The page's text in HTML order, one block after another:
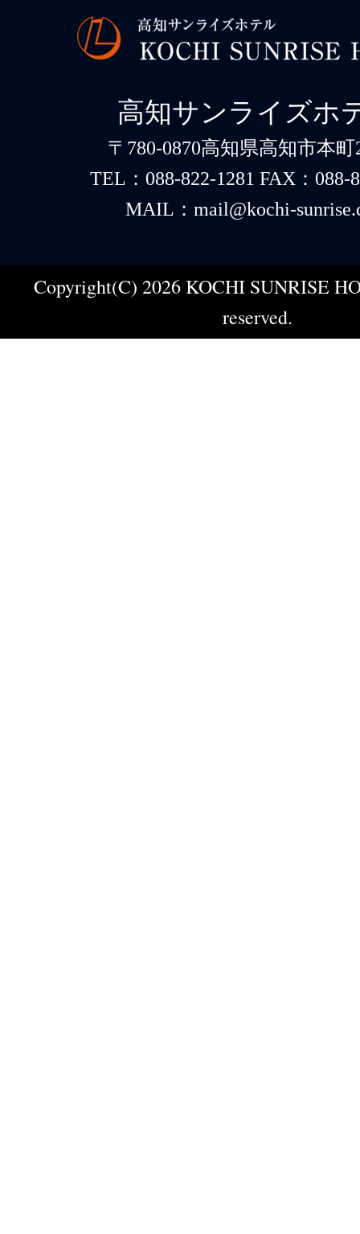
高知サンライズホ
〒780-0870高知県高知市本町
TEL：088-822-1281 FAX：088-
MAIL：mail@kochi-
Copyright(C) 2026 KOCHI SUNRISE
reserved.